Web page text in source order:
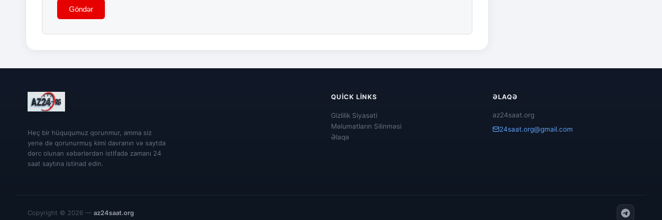
Göndər
Heç bir hüququmuz qorunmur, amma siz
yenə də qorunurmuş kimi davranın və saytda
dərc olunan xəbərlərdən istifadə zamanı 24
saat saytına istinad edin.
QUICK LINKS
Gizlilik Siyasəti
Məlumatların Silinməsi
Əlaqə
ƏLAQƏ
az24saat.org
24saat.org@gmail.com
Copyright © 2026 — az24saat.org